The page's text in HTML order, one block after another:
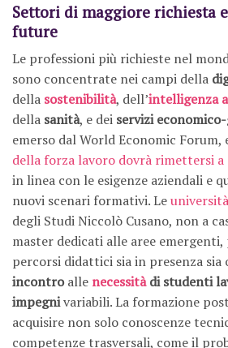
Settori di maggiore richiesta
future
Le professioni più richieste nel
sono concentrate nei campi della
della sostenibilità, dell’intelligenza
della sanità, e dei servizi
emerso dal World Economic
della forza lavoro dovrà rimettersi a
in linea con le esigenze aziendali e
nuovi scenari formativi. Leuniversità
degli Studi Niccolò Cusano, non a
master dedicati alle aree
percorsi didattici sia in presenza sia
incontroalle necessitàdi studenti
impegnivariabili. La formazione
acquisire non solo conoscenze
competenze trasversali, come il